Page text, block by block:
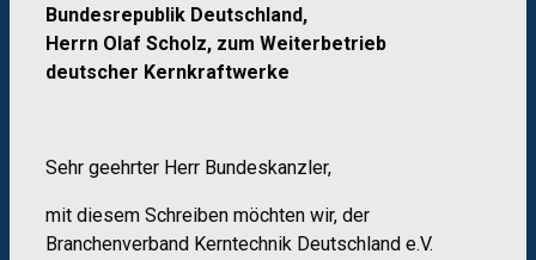
Bundesrepublik Deutschland,
Herrn Olaf Scholz, zum Weiterbetrieb
deutscher Kernkraftwerke
Sehr geehrter Herr Bundeskanzler,
mit diesem Schreiben möchten wir, der
Branchenverband Kerntechnik Deutschland e.V.